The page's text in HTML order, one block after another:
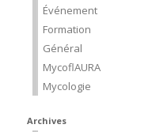
Événement
Formation
Général
MycoflAURA
Mycologie
Archives